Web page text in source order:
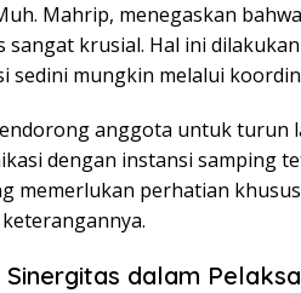
Mahrip, menegaskan
sangat krusial. Hal ini
sedini mungkin melalui
anggota untuk turun
dengan instansi samping
memerlukan perhatian
Sinergitas dalam